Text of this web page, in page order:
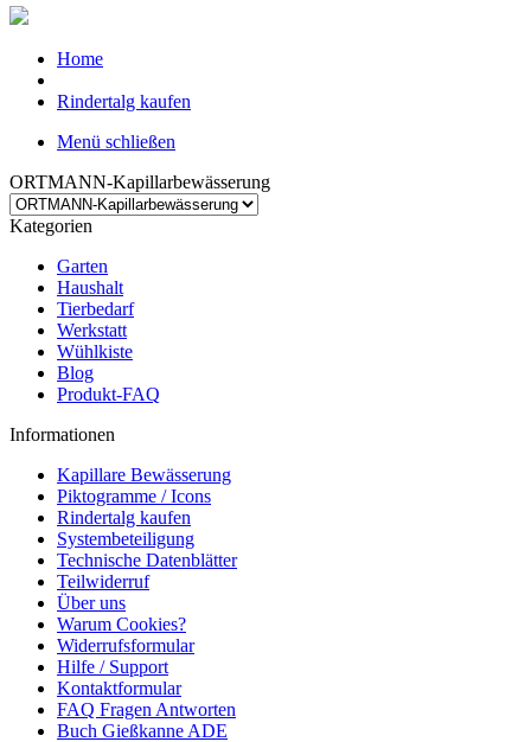
Home
Rindertalg kaufen
Menü schließen
ORTMANN-Kapillarbewässerung
Kategorien
Garten
Haushalt
Tierbedarf
Werkstatt
Wühlkiste
Blog
Produkt-FAQ
Informationen
Kapillare Bewässerung
Piktogramme / Icons
Rindertalg kaufen
Systembeteiligung
Technische Datenblätter
Teilwiderruf
Über uns
Warum Cookies?
Widerrufsformular
Hilfe / Support
Kontaktformular
FAQ Fragen Antworten
Buch Gießkanne ADE